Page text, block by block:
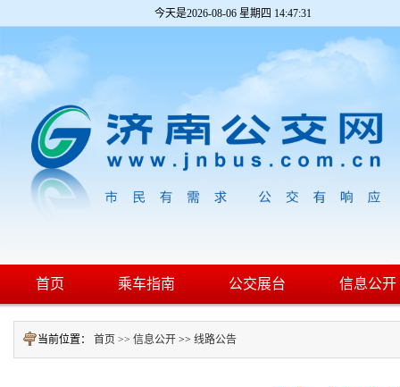
今天是2026-08-06 星期四 14:47:31
首页 乘车指南 公交展台 信息公开
当前位置： 首页 >> 信息公开 >> 线路公告